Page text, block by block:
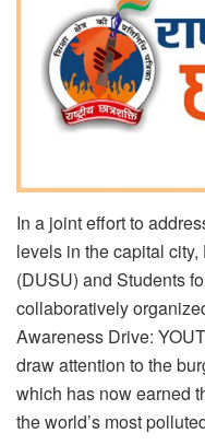
In a joint effort to
levels in the capital
(DUSU) and Students
collaboratively
Awareness Drive:
draw attention to the
which has now earned
the world’s most